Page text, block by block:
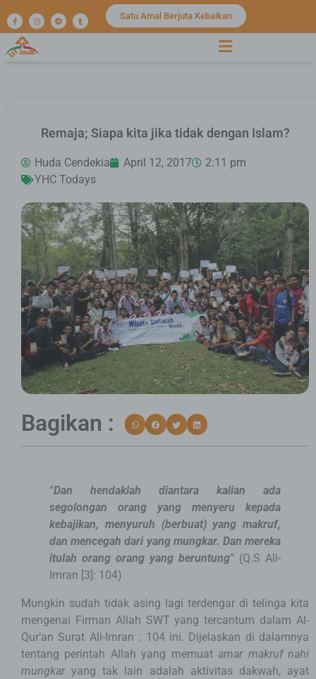
Satu Amal Berjuta Kebaikan
Remaja; Siapa kita jika tidak dengan Islam?
Huda Cendekia April 12, 2017
2:11 pm
YHC Todays
Bagikan :
“Dan hendaklah diantara kalian ada
segolongan orang yang menyeru kepada
kebajikan, menyuruh (berbuat) yang makruf,
dan mencegah dari yang mungkar. Dan mereka
itulah orang orang yang beruntung” (Q.S Ali-
Imran [3]: 104)
Mungkin sudah tidak asing lagi terdengar di telinga kita
mengenai Firman Allah SWT yang tercantum dalam Al-
Qur’an Surat Ali-Imran : 104 ini. Dijelaskan di dalamnya
tentang perintah Allah yang memuatamar makruf nahi
mungkaryang tak lain adalah aktivitas dakwah, ayat